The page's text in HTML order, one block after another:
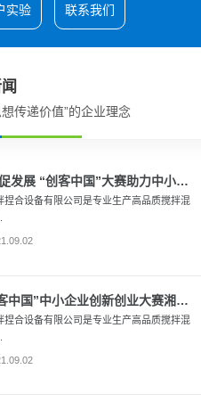
实验 联系我们
传递价值”的企业理念
湘潭：以赛促发展 “创客中国”大赛助力中小企业迎来发展“春天”
捏合设备有限公司是专业生产高品质搅拌混
2021年“创客中国”中小企业创新创业大赛湘潭市一等奖
捏合设备有限公司是专业生产高品质搅拌混